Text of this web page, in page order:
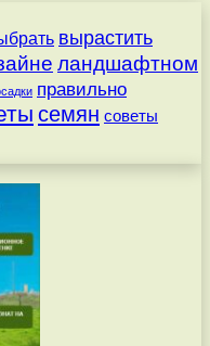
вырастить
ландшафтном
правильно
семян советы